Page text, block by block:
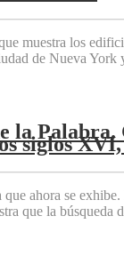
muestra los
de Nueva
la
siglos
ahora se exhibe.
que la búsqueda